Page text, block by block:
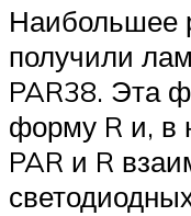
Наибольшее
получили
PAR38. Эта
форму R и, в
PAR и R